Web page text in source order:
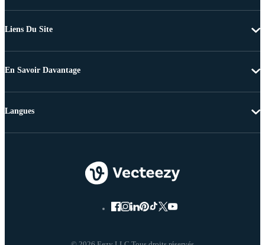
Liens Du Site
En Savoir Davantage
Langues